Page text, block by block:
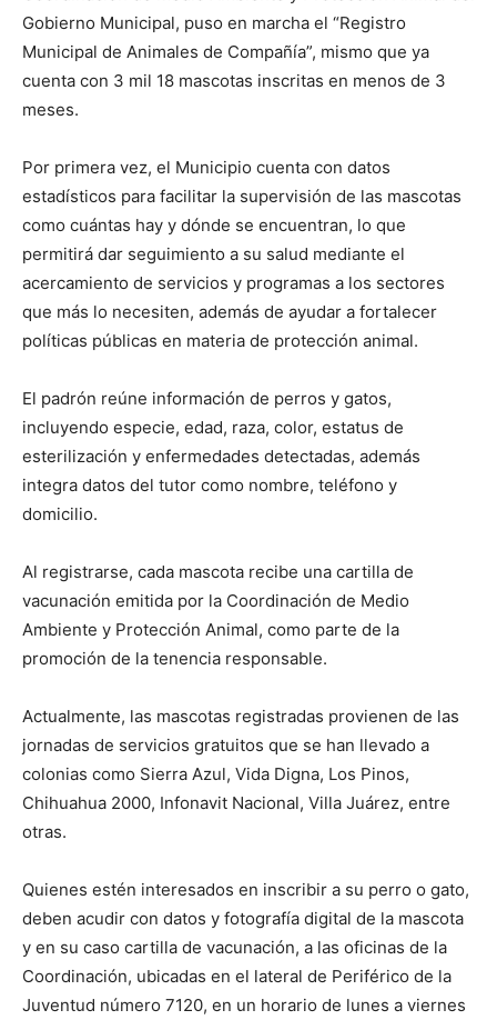
Gobierno Municipal, puso en marcha el “Registro
Municipal de Animales de Compañía”, mismo que ya
cuenta con 3 mil 18 mascotas inscritas en menos de 3
meses.
Por primera vez, el Municipio cuenta con datos
estadísticos para facilitar la supervisión de las mascotas
como cuántas hay y dónde se encuentran, lo que
permitirá dar seguimiento a su salud mediante el
acercamiento de servicios y programas a los sectores
que más lo necesiten, además de ayudar a fortalecer
políticas públicas en materia de protección animal.
El padrón reúne información de perros y gatos,
incluyendo especie, edad, raza, color, estatus de
esterilización y enfermedades detectadas, además
integra datos del tutor como nombre, teléfono y
domicilio.
Al registrarse, cada mascota recibe una cartilla de
vacunación emitida por la Coordinación de Medio
Ambiente y Protección Animal, como parte de la
promoción de la tenencia responsable.
Actualmente, las mascotas registradas provienen de las
jornadas de servicios gratuitos que se han llevado a
colonias como Sierra Azul, Vida Digna, Los Pinos,
Chihuahua 2000, Infonavit Nacional, Villa Juárez, entre
otras.
Quienes estén interesados en inscribir a su perro o gato,
deben acudir con datos y fotografía digital de la mascota
y en su caso cartilla de vacunación, a las oficinas de la
Coordinación, ubicadas en el lateral de Periférico de la
Juventud número 7120, en un horario de lunes a viernes